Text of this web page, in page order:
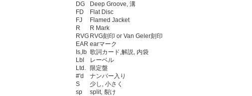
DG
Deep Groove, 溝
FD
Flat Disc
FJ
Flamed Jacket
R
R Mark
RVG RVG刻印 or Van Geler刻印
EAR earマーク
Is,Ib 歌詞カード,解説, 内袋
Lbl
レーベル
Ltd.
限定盤
#'d
ナンバー入り
S
少し, 小さく
sp
split, 裂け